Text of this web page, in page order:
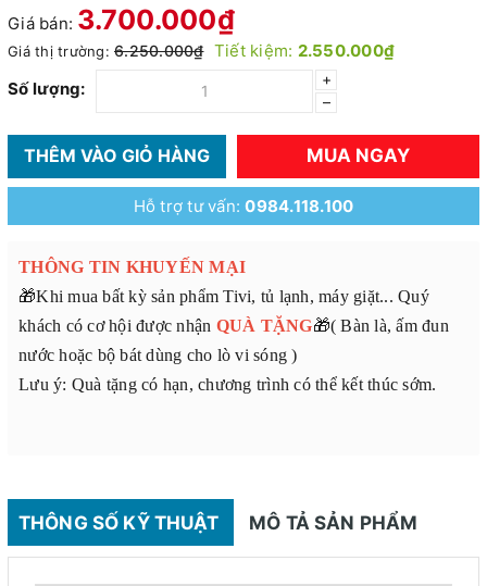
Giá bán: 3.700.000₫
Giá thị trường: 6.250.000₫ Tiết kiệm: 2.550.000₫
Số lượng:
+
–
THÊM VÀO GIỎ HÀNG MUA NGAY
Hỗ trợ tư vấn:0984.118.100
THÔNG TIN KHUYẾN MẠI
🎁Khi mua bất kỳ sản phẩm Tivi, tủ lạnh, máy giặt... Quý
khách có cơ hội được nhận QUÀ TẶNG🎁( Bàn là, ấm đun
nước hoặc bộ bát dùng cho lò vi sóng )
Lưu ý: Quà tặng có hạn, chương trình có thể kết thúc sớm.
THÔNG SỐ KỸ THUẬT MÔ TẢ SẢN PHẨM